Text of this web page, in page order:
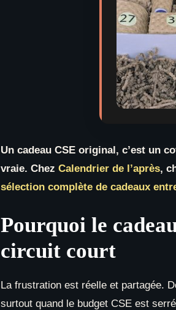
Un cadeau CSE original, c’est un
vraie. Chez Calendrier de l’après,
sélection complète de cadeaux
Pourquoi le
circuit court
La frustration est réelle et partagée.
surtout quand le budget CSE est